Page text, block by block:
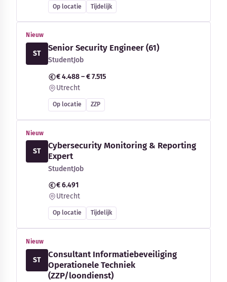
Op locatie Tijdelijk
Nieuw
ST
Senior Security Engineer (61)
StudentJob
€ 4.488 – € 7.515
Utrecht
Op locatie ZZP
Nieuw
ST
Cybersecurity Monitoring & Reporting
Expert
StudentJob
€ 6.491
Utrecht
Op locatie Tijdelijk
Nieuw
ST
Consultant Informatiebeveiliging
Operationele Techniek
(ZZP/loondienst)